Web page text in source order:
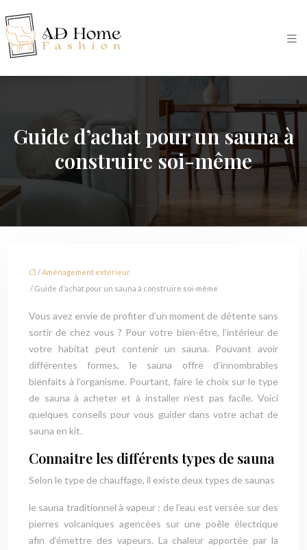
Guide d’achat pour un sauna à
construire soi-même
/Aménagement extérieur
/ Guide d’achat pour un sauna à construire soi-même
Vous avez envie de profiter d’un moment de détente sans
sortir de chez vous ? Pour votre bien-être, l’intérieur de
votre habitat peut contenir un sauna. Pouvant avoir
différentes formes, le sauna offre d’innombrables
bienfaits à l’organisme. Pourtant, faire le choix sur le type
de sauna à acheter et à installer n’est pas facile. Voici
quelques conseils pour vous guider dans votre achat de
sauna en kit.
Connaitre les différents types de sauna
Selon le type de chauffage, il existe deux types de saunas
le sauna traditionnel à vapeur : de l’eau est versée sur des
pierres volcaniques agencées sur une poêle électrique
afin d’émettre des vapeurs. La chaleur apportée par la